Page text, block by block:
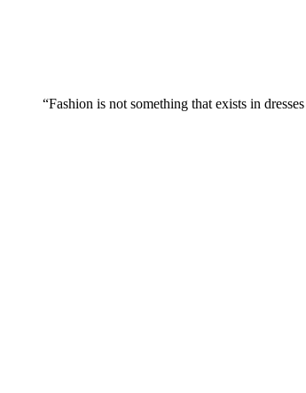
“Fashion is not something that exists in